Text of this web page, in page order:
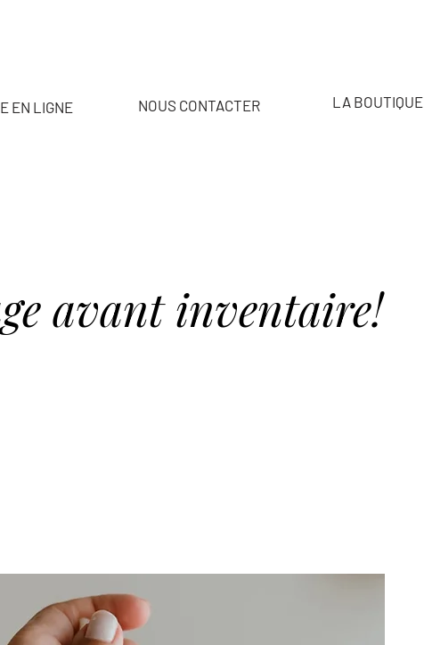
EN LIGNE NOUS CONTACTER LA BOUTIQUE
avant inventaire!